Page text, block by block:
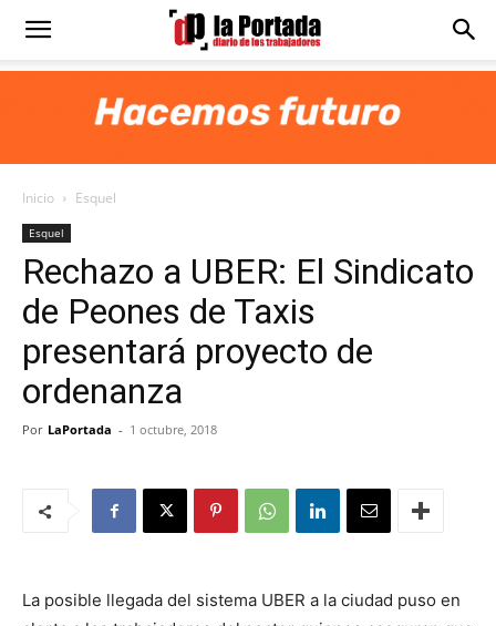
Diario
Portada
Inicio Esquel
Esquel
Rechazo a UBER: El Sindicato
de Peones de Taxis
presentará proyecto de
ordenanza
Por LaPortada - 1 octubre, 2018
La posible llegada del sistema UBER a la ciudad puso en